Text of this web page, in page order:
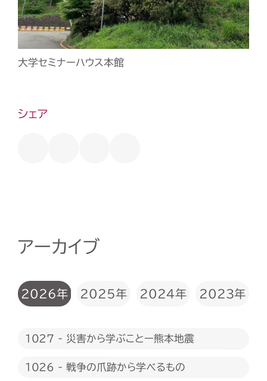
大学セミナーハウス本館
シェア
アーカイブ
2026年 2025年 2024年 2023年
1027 - 災害から学ぶことー熊本地震
1026 - 戦争の爪跡から学べるもの